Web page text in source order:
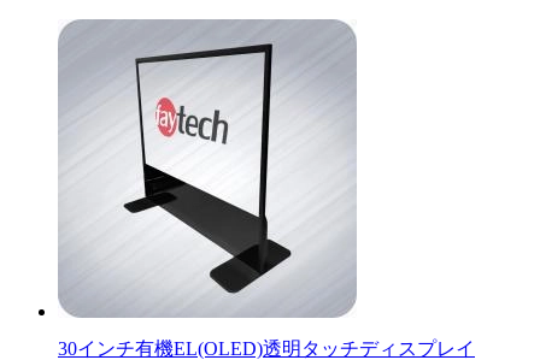
30インチ有機EL(OLED)透明タッチディスプレイ